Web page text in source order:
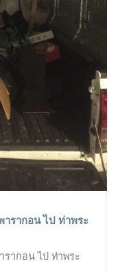
ารากอน ไป ท่าพระ
รากอน ไป ท่าพระ